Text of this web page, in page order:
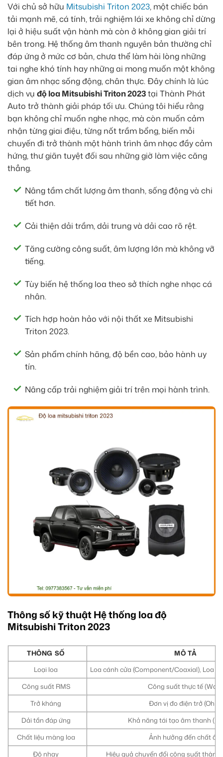
Với chủ sở hữu Mitsubishi Triton 2023, một chiếc bán
tải mạnh mẽ, cá tính, trải nghiệm lái xe không chỉ dừng
lại ở hiệu suất vận hành mà còn ở không gian giải trí
bên trong. Hệ thống âm thanh nguyên bản thường chỉ
đáp ứng ở mức cơ bản, chưa thể làm hài lòng những
tai nghe khó tính hay những ai mong muốn một không
gian âm nhạc sống động, chân thực. Đây chính là lúc
dịch vụ độ loa Mitsubishi Triton 2023tại Thành Phát
Auto trở thành giải pháp tối ưu. Chúng tôi hiểu rằng
bạn không chỉ muốn nghe nhạc, mà còn muốn cảm
nhận từng giai điệu, từng nốt trầm bổng, biến mỗi
chuyến đi trở thành một hành trình âm nhạc đầy cảm
hứng, thư giãn tuyệt đối sau những giờ làm việc căng
thẳng.
Nâng tầm chất lượng âm thanh, sống động và chi
tiết hơn.
Cải thiện dải trầm, dải trung và dải cao rõ rệt.
Tăng cường công suất, âm lượng lớn mà không vỡ
tiếng.
Tùy biến hệ thống loa theo sở thích nghe nhạc cá
nhân.
Tích hợp hoàn hảo với nội thất xe Mitsubishi
Triton 2023.
Sản phẩm chính hãng, độ bền cao, bảo hành uy
tín.
Nâng cấp trải nghiệm giải trí trên mọi hành trình.
Thông số kỹ thuật Hệ thống loa độ
Mitsubishi Triton 2023
THÔNG SỐ
MÔ TẢ
Loại loa
Loa cánh cửa (Component/Coaxial), Loa
Công suất RMS
Công suất thực tế (Watt)
Trở kháng
Đơn vị đo điện trở (Ohm)
Dải tần đáp ứng
Khả năng tái tạo âm thanh
Chất liệu màng loa
Ảnh hưởng đến chất âm
Độ nhạy
Hiệu quả chuyển đổi công suất thành